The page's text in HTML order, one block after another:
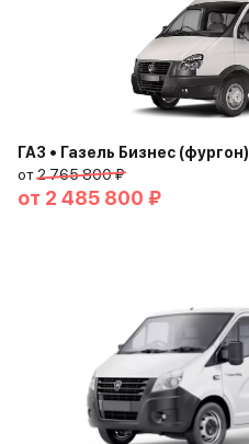
ГАЗ • Газель Бизнес (фургон)
от2 765 800 ₽
от 2 485 800 ₽